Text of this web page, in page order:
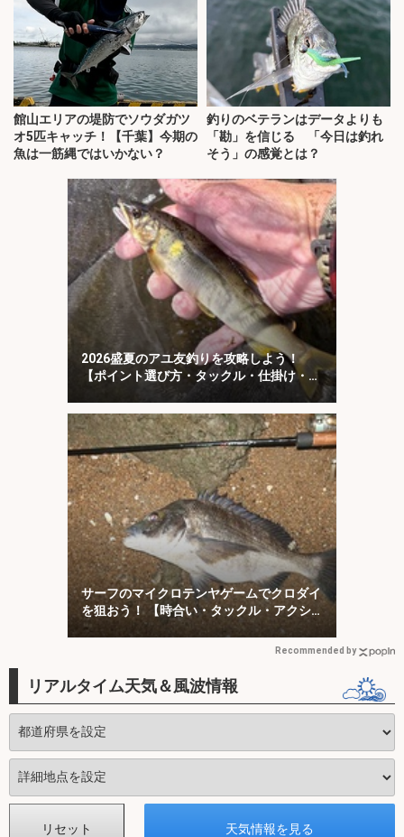
館山エリアの堤防でソウダガツ
オ5匹キャッチ！【千葉】今期の
魚は一筋縄ではいかない？
釣りのベテランはデータよりも
「勘」を信じる 「今日は釣れ
そう」の感覚とは？
2026盛夏のアユ友釣りを攻略しよう！
【ポイント選び方・タックル・仕掛け・釣
サーフのマイクロテンヤゲームでクロダイ
を狙おう！ 【時合い・タックル・アクシ
ョンを解説】
Recommended by
リアルタイム天気＆風波情報